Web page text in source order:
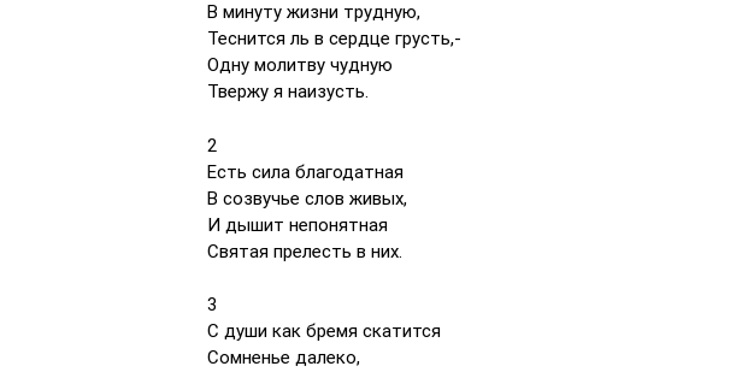
В минуту жизни трудную,
Теснится ль в сердце грусть,-
Одну молитву чудную
Твержу я наизусть.
2
Есть сила благодатная
В созвучье слов живых,
И дышит непонятная
Святая прелесть в них.
3
С души как бремя скатится
Сомненье далеко,